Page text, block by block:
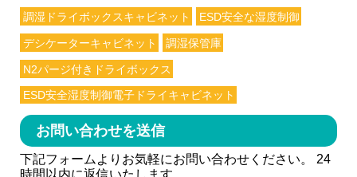
調湿ドライボックスキャビネット ESD安全な湿度制御
デシケーターキャビネット 調湿保管庫
N2パージ付きドライボックス
ESD安全湿度制御電子ドライキャビネット
お問い合わせを送信
下記フォームよりお気軽にお問い合わせください。 24